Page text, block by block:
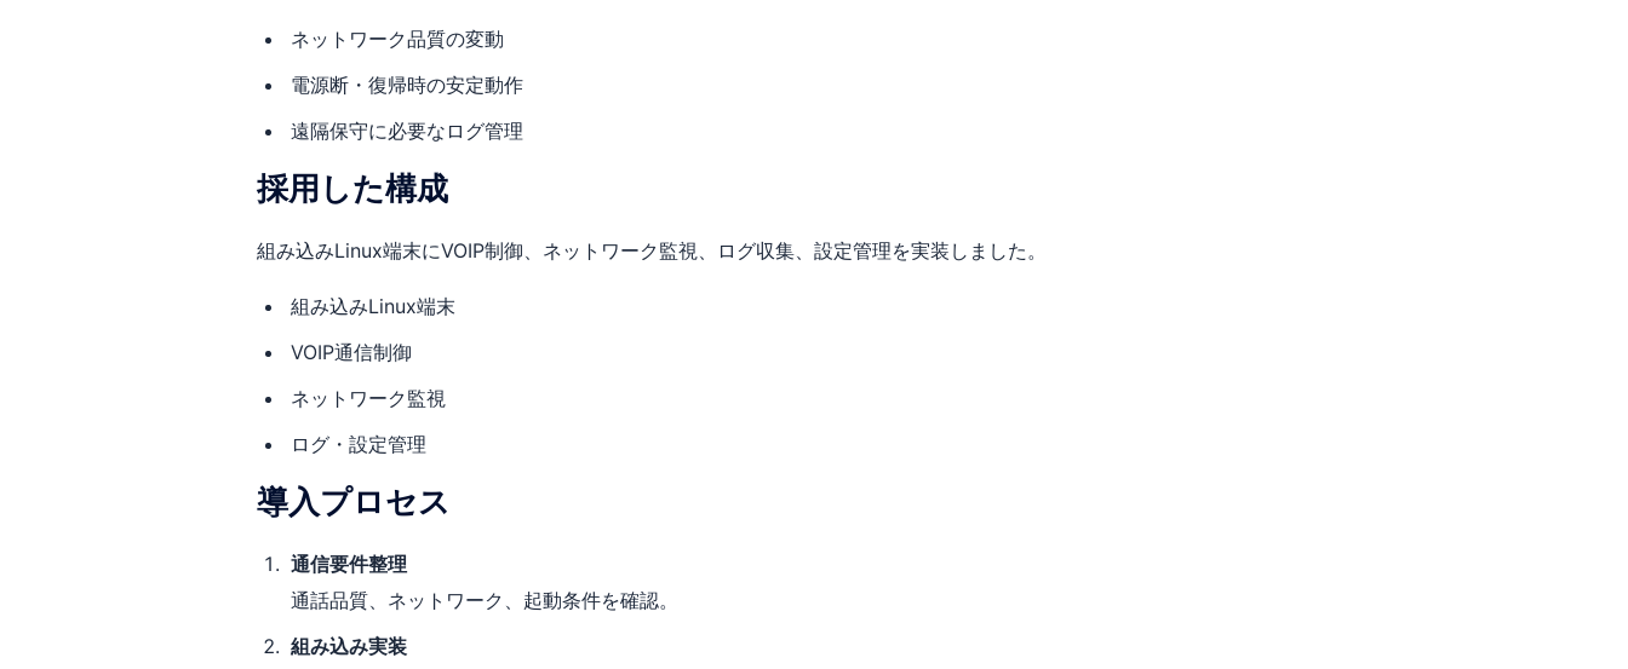
ネットワーク品質の変動
電源断・復帰時の安定動作
遠隔保守に必要なログ管理
採用した構成
組み込みLinux端末にVOIP制御、ネットワーク監視、ログ収集、設定管理を実装しました。
組み込みLinux端末
VOIP通信制御
ネットワーク監視
ログ・設定管理
導入プロセス
通信要件整理
通話品質、ネットワーク、起動条件を確認。
組み込み実装